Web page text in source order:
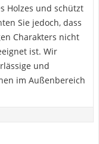
Holzes und schützt
Sie jedoch, dass
Charakters nicht
ist. Wir
und
im Außenbereich